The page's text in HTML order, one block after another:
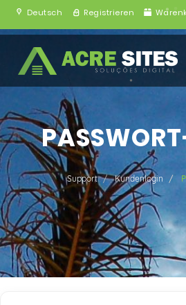
Deutsch Registrieren
Support Kundenlogin